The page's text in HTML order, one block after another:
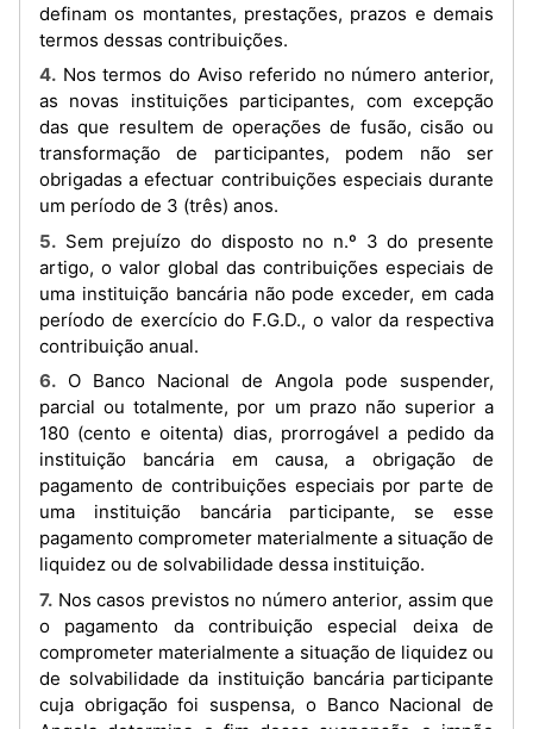
definam os montantes, prestações, prazos e demais
termos dessas contribuições.
4. Nos termos do Aviso referido no número anterior,
as novas instituições participantes, com excepção
das que resultem de operações de fusão, cisão ou
transformação de participantes, podem não ser
obrigadas a efectuar contribuições especiais durante
um período de 3 (três) anos.
5. Sem prejuízo do disposto no n.º 3 do presente
artigo, o valor global das contribuições especiais de
uma instituição bancária não pode exceder, em cada
período de exercício do F.G.D., o valor da respectiva
contribuição anual.
6. O Banco Nacional de Angola pode suspender,
parcial ou totalmente, por um prazo não superior a
180 (cento e oitenta) dias, prorrogável a pedido da
instituição bancária em causa, a obrigação de
pagamento de contribuições especiais por parte de
uma instituição bancária participante, se esse
pagamento comprometer materialmente a situação de
liquidez ou de solvabilidade dessa instituição.
7. Nos casos previstos no número anterior, assim que
o pagamento da contribuição especial deixa de
comprometer materialmente a situação de liquidez ou
de solvabilidade da instituição bancária participante
cuja obrigação foi suspensa, o Banco Nacional de